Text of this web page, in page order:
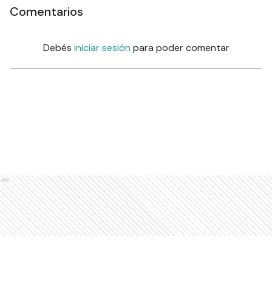
Comentarios
Debés iniciar sesión para poder comentar
Ads